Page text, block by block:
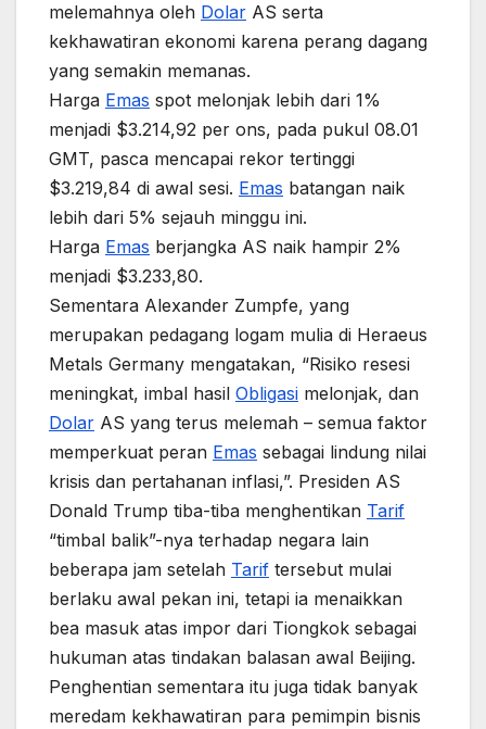
melemahnya oleh Dolar AS serta
kekhawatiran ekonomi karena perang dagang
yang semakin memanas.
Harga Emas spot melonjak lebih dari 1%
menjadi $3.214,92 per ons, pada pukul 08.01
GMT, pasca mencapai rekor tertinggi
$3.219,84 di awal sesi. Emas batangan naik
lebih dari 5% sejauh minggu ini.
Harga Emas berjangka AS naik hampir 2%
menjadi $3.233,80.
Sementara Alexander Zumpfe, yang
merupakan pedagang logam mulia di Heraeus
Metals Germany mengatakan, “Risiko resesi
meningkat, imbal hasil Obligasi melonjak, dan
Dolar AS yang terus melemah – semua faktor
memperkuat peran Emas sebagai lindung nilai
krisis dan pertahanan inflasi,”. Presiden AS
Donald Trump tiba-tiba menghentikan Tarif
“timbal balik”-nya terhadap negara lain
beberapa jam setelah Tarif tersebut mulai
berlaku awal pekan ini, tetapi ia menaikkan
bea masuk atas impor dari Tiongkok sebagai
hukuman atas tindakan balasan awal Beijing.
Penghentian sementara itu juga tidak banyak
meredam kekhawatiran para pemimpin bisnis